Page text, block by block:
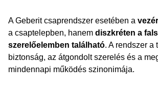
A Geberit csaprendszer esetében a
a csaptelepben, hanem diszkréten a
szerelőelemben található. A rendszer a
biztonság, az átgondolt szerelés és a
mindennapi működés szinonimája.